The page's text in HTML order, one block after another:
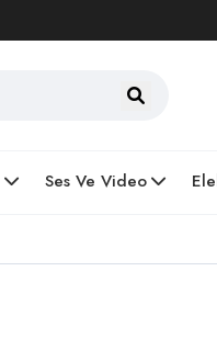
Ses Ve Video